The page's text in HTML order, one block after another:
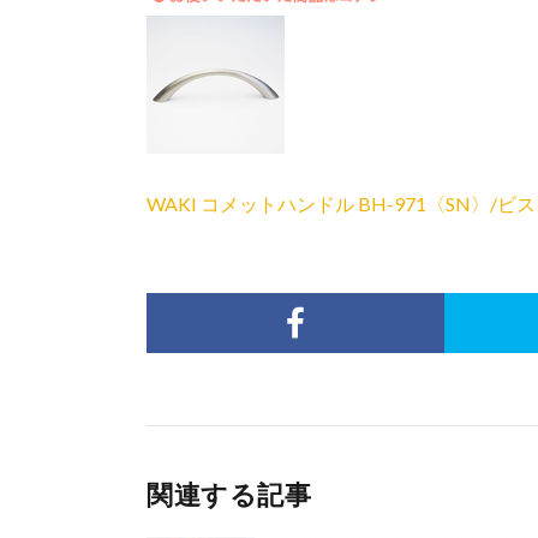
WAKI コメットハンドル BH-971〈SN〉/ビ
関連する記事